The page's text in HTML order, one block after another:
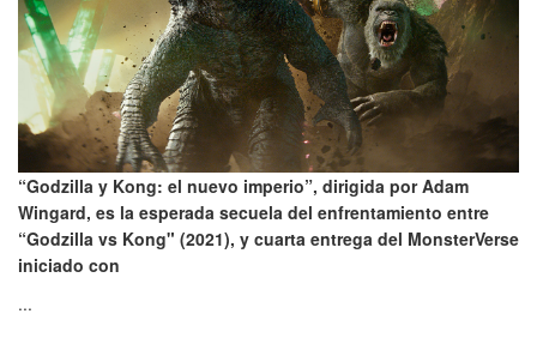
“Godzilla y Kong: el nuevo imperio”, dirigida por Adam
Wingard, es la esperada secuela del enfrentamiento entre
“Godzilla vs Kong" (2021), y cuarta entrega del MonsterVerse
iniciado con
...